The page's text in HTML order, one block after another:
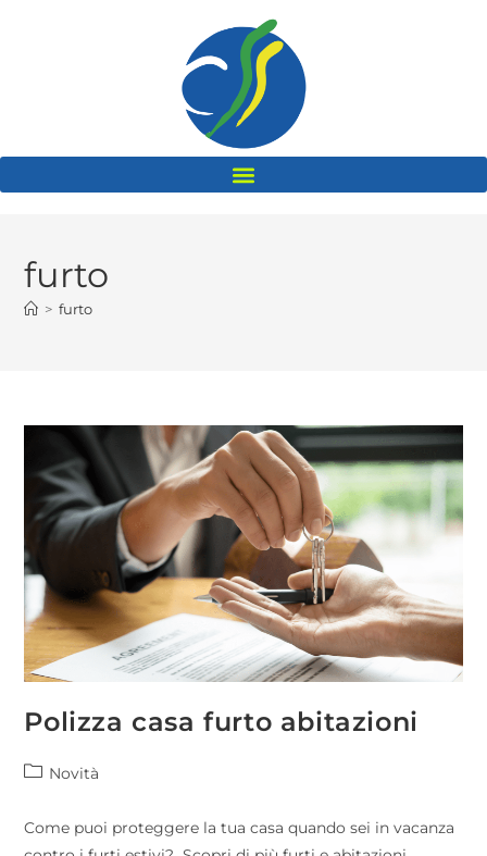
furto
> furto
Polizza casa furto abitazioni
Novità
Come puoi proteggere la tua casa quando sei in vacanza